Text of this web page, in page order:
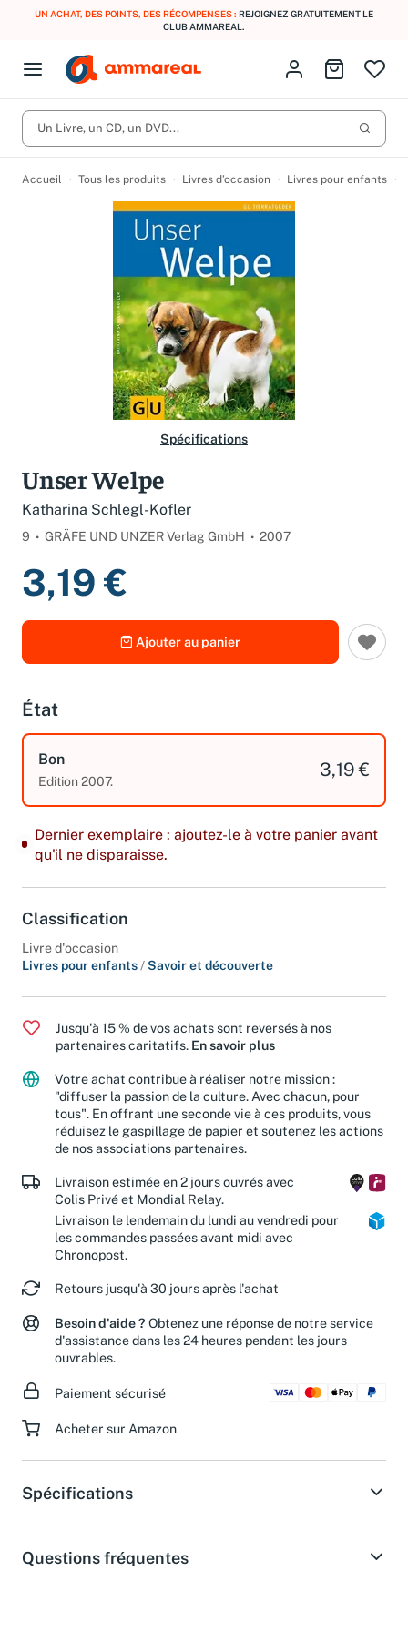
UN ACHAT, DES POINTS, DES RÉCOMPENSES : REJOIGNEZ GRATUITEMENT LE
CLUB AMMAREAL.
Open menu
Fermer le menu
CD d'occasion
Vinyles d'occasion
Meilleures ventes
Nos engagements
Produits Catégories
Vous n'avez pas trouvé l'article que vous cherchiez ?
Activez les notifications dans votre compte pour être alerté dès
qu'il est en stock.
Créer une alerte
Identifiez-vous
Aller au
Un Livre, un CD, un DVD...
Accueil Tous les produits Livres d’occasion Livres pour enfants
Spécifications
Unser Welpe
Katharina Schlegl-Kofler
9 GRÄFE UND UNZER Verlag GmbH 2007
3,19 €
Ajouter au panier
État
Bon
Edition 2007.
3,19 €
Dernier exemplaire : ajoutez-le à votre panier avant
qu'il ne disparaisse.
Classification
Livre d'occasion
Livres pour enfants/Savoir et découverte
Jusqu'à 15 % de vos achats sont reversés à nos
partenaires caritatifs. En savoir plus
Votre achat contribue à réaliser notre mission :
"diffuser la passion de la culture. Avec chacun, pour
tous". En offrant une seconde vie à ces produits, vous
réduisez le gaspillage de papier et soutenez les actions
de nos associations partenaires.
Livraison estimée en 2 jours ouvrés avec
Colis Privé et Mondial Relay.
Livraison le lendemain du lundi au vendredi pour
les commandes passées avant midi avec
Chronopost.
Retours jusqu'à 30 jours après l'achat
Besoin d'aide ? Obtenez une réponse de notre service
d'assistance dans les 24 heures pendant les jours
ouvrables.
Paiement sécurisé
Acheter sur Amazon
Spécifications
Questions fréquentes